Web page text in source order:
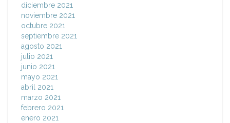
diciembre 2021
noviembre 2021
octubre 2021
septiembre 2021
agosto 2021
julio 2021
junio 2021
mayo 2021
abril 2021
marzo 2021
febrero 2021
enero 2021